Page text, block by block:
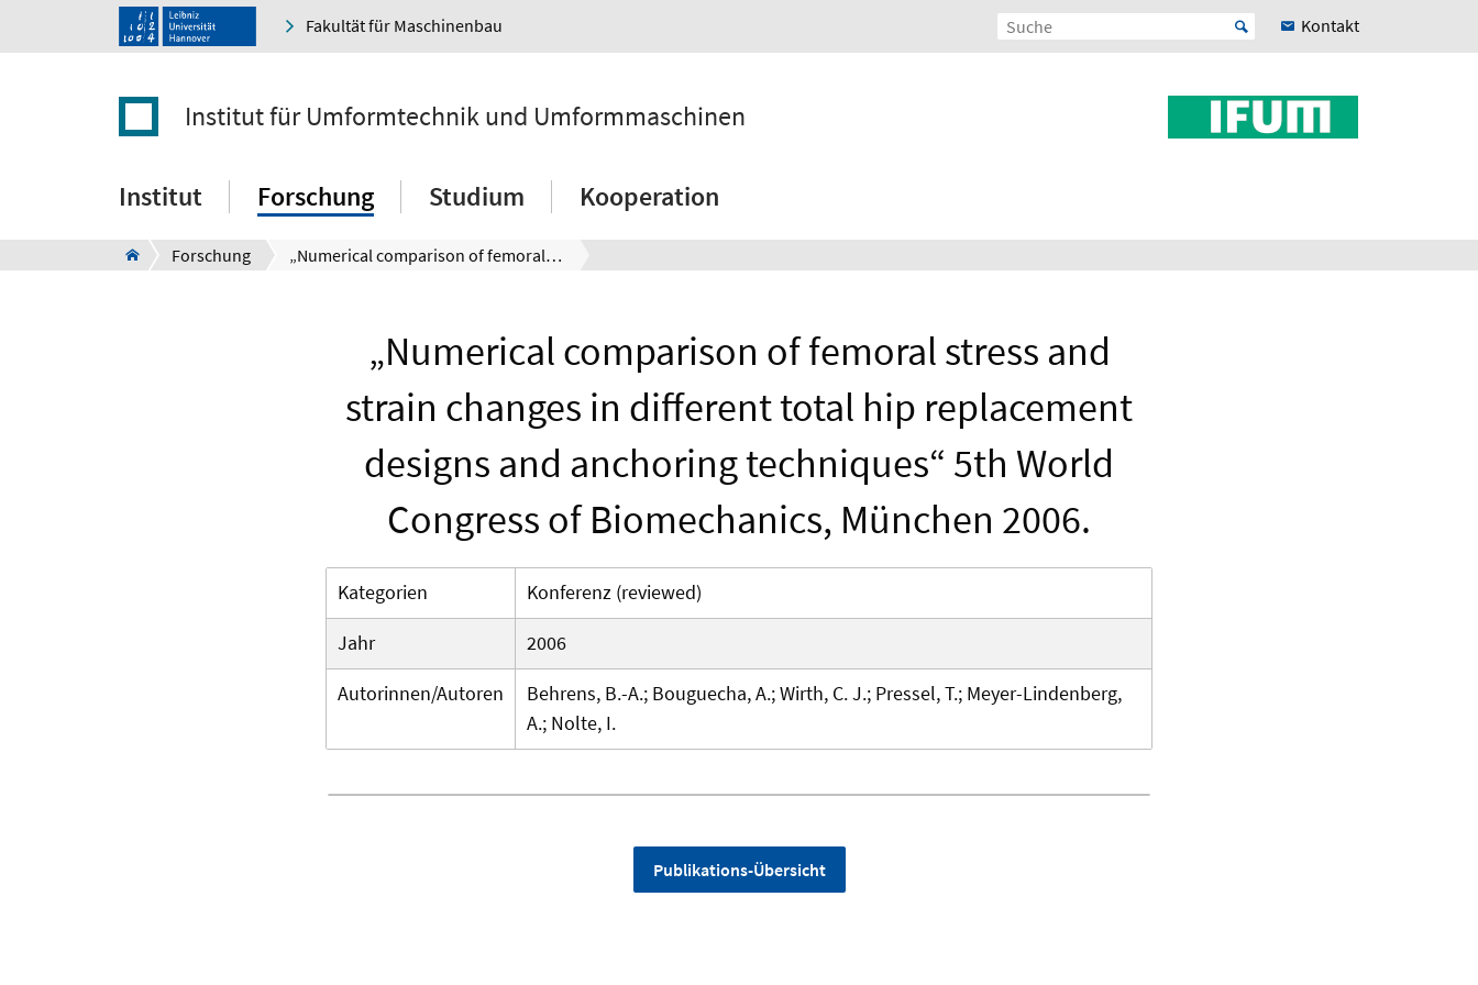
Fakultät für Maschinenbau Kontakt
Institut für Umformtechnik und Umformmaschinen
Institut Forschung Studium Kooperation
Forschung „Numerical comparison of femoral stress and strain changes in different total hip replacement designs and anchoring techniques“ 5th World Congress of Biomechanics, München 2006.
„Numerical comparison of femoral stress and
strain changes in different total hip replacement
designs and anchoring techniques“ 5th World
Congress of Biomechanics, München 2006.
Kategorien
Konferenz (reviewed)
Jahr
2006
Autorinnen/Autoren
Behrens, B.-A.; Bouguecha, A.; Wirth, C. J.; Pressel, T.; Meyer-Lindenberg,
A.; Nolte, I.
Publikations-Übersicht